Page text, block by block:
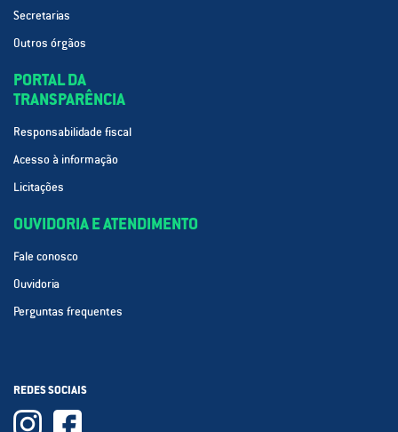
Secretarias
Outros órgãos
PORTAL DA
TRANSPARÊNCIA
Responsabilidade fiscal
Acesso à informação
Licitações
OUVIDORIA E ATENDIMENTO
Fale conosco
Ouvidoria
Perguntas frequentes
REDES SOCIAIS